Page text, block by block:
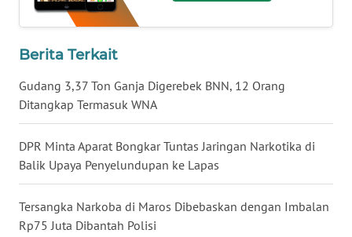
Berita Terkait
Gudang 3,37 Ton Ganja Digerebek BNN, 12 Orang
Ditangkap Termasuk WNA
DPR Minta Aparat Bongkar Tuntas Jaringan Narkotika di
Balik Upaya Penyelundupan ke Lapas
Tersangka Narkoba di Maros Dibebaskan dengan Imbalan
Rp75 Juta Dibantah Polisi
WN
SUMBAR
WN
SUMSEL
BENGKULU